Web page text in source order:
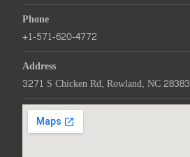
Phone
+1-571-620-4772
Address
3271 S Chicken Rd, Rowland, NC 28383